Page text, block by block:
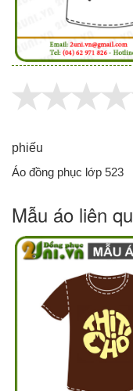
phiếu
Áo đồng phục lớp 523
Mẫu áo liên